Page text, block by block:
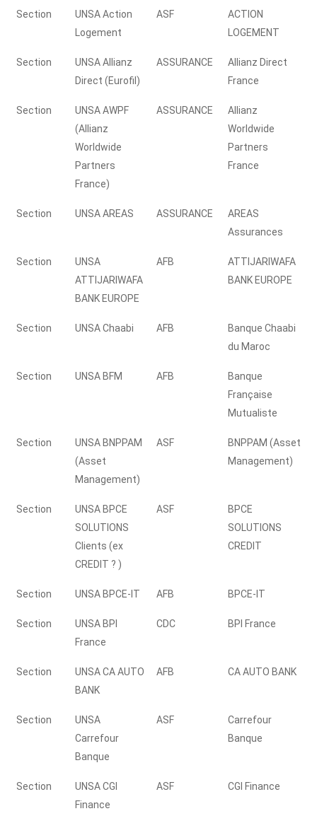
Section
UNSA Action
Logement
ASF
ACTION
LOGEMENT
Section
UNSA Allianz
Direct (Eurofil)
ASSURANCE
Allianz Direct
France
Section
UNSA AWPF
(Allianz
Worldwide
Partners
France)
ASSURANCE
Allianz
Worldwide
Partners
France
Section UNSA AREAS ASSURANCE
AREAS
Assurances
Section
UNSA
ATTIJARIWAFA
BANK EUROPE
AFB
ATTIJARIWAFA
BANK EUROPE
Section UNSA Chaabi AFB
Banque Chaabi
du Maroc
Section UNSA BFM AFB
Banque
Française
Mutualiste
Section
UNSA BNPPAM
(Asset
Management)
ASF
BNPPAM (Asset
Management)
Section
UNSA BPCE
SOLUTIONS
Clients (ex
CREDIT ? )
ASF
BPCE
SOLUTIONS
CREDIT
Section UNSA BPCE-IT AFB BPCE-IT
Section
UNSA BPI
France
CDC BPI France
Section
UNSA CA AUTO
BANK
AFB CA AUTO BANK
Section
UNSA
Carrefour
Banque
ASF
Carrefour
Banque
Section
UNSA CGI
Finance
ASF CGI Finance